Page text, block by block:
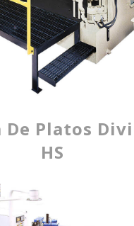
De Platos
HS